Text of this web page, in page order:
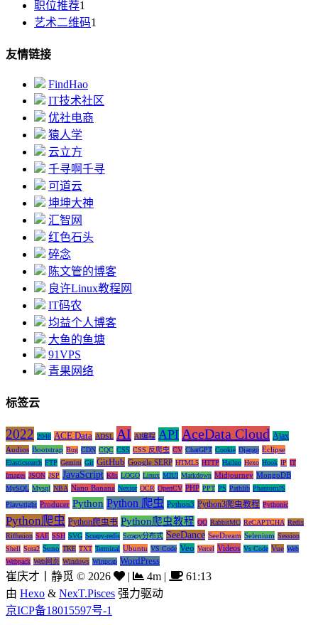
职位推荐1
艺术二维码1
友情链接
FindHao
IT技术社区
优社电商
猿人学
云立方
千寻啊千寻
可道云
坤坤大神
汇智网
红色石头
碎念
陈文管的博客
良许Linux教程网
IT码农
均益个人博客
大鱼的鱼塘
91VPS
青果网络
标签云
2022 2048 ACE Data ADSL AI AI编程 API AceData Cloud Ajax
Audios Bootstrap Bug CDN CQC CSS CSS 反爬虫 CV ChatGPT Cookie Django Eclipse
Elasticsearch FTP Gemini Git GitHub Google SERP HTML5 HTTP Hailuo Hexo Hook IP IT
Images JSON JSP JavaScript K8s LOGO Linux MIUI Markdown Midjourney MongoDB
MySQL Mysql NBA Nano Banana Nexior OCR OpenCV PHP PPT PS Pathlib PhantomJS
Playwright Producer Python Python 爬虫 Python3 Python3爬虫教程 Pythonic
Python爬虫 Python爬虫书 Python爬虫教程 QQ RabbitMQ ReCAPTCHA Redis
Riffusion SAE SSH SVG Scrapy-redis Scrapy分布式 SeeDance SeeDream Selenium Session
Shell Sora2 Suno TKE TXT Terminal Ubuntu VS Code Veo Vercel Videos Vs Code Vue Web
Webpack Web网页 Windows Winpcap WordPress
崔庆才丨静觅 © 2026 | 4m |
61:13
由 Hexo & NexT.Pisces 强力驱动
京ICP备18015597号-1